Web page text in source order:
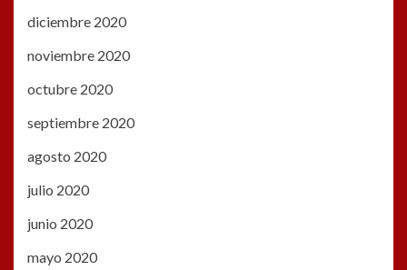
diciembre 2020
noviembre 2020
octubre 2020
septiembre 2020
agosto 2020
julio 2020
junio 2020
mayo 2020